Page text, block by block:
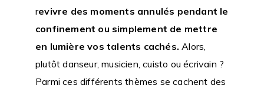
revivre des moments annulés pendant le
confinement ou simplement de mettre
en lumière vos talents cachés. Alors,
plutôt danseur, musicien, cuisto ou écrivain ?
Parmi ces différents thèmes se cachent des